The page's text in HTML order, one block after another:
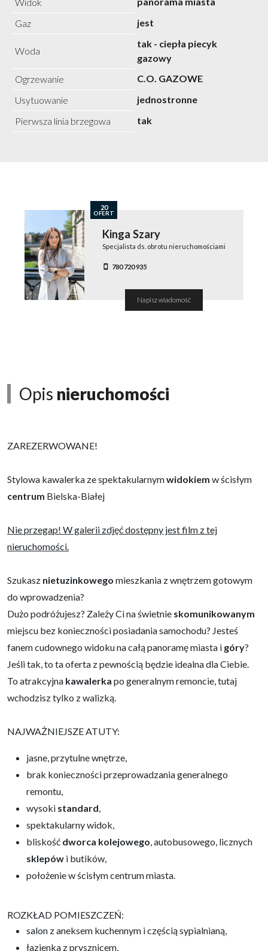
Gaz
jest
Woda
tak - ciepła piecyk
gazowy
Ogrzewanie
C.O. GAZOWE
Usytuowanie
jednostronne
Pierwsza linia brzegowa
tak
Kinga Szary
Specjalista ds. obrotu nieruchomościami
780 720 935
Napisz wiadomość
20
OFERT
Opis nieruchomości
ZAREZERWOWANE!
Stylowa kawalerka ze spektakularnymwidokiem w ścisłym
centrum Bielska-Białej
Nie przegap! W galerii zdjęć dostępny jest film z tej
nieruchomości.
Szukasz nietuzinkowego mieszkania z wnętrzem gotowym
do wprowadzenia?
Dużo podróżujesz? Zależy Ci na świetnie skomunikowanym
miejscu bez konieczności posiadania samochodu? Jesteś
fanem cudownego widoku na całą panoramę miasta i góry?
Jeśli tak, to ta oferta z pewnością będzie idealna dla Ciebie.
To atrakcyjna kawalerka po generalnym remoncie, tutaj
wchodzisz tylko z walizką.
NAJWAŻNIEJSZE ATUTY:
jasne, przytulne wnętrze,
brak konieczności przeprowadzania generalnego
remontu,
wysoki standard
spektakularny widok,
bliskość dworca kolejowego , autobusowego, licznych
sklepów i butików,
położenie w ścisłym centrum miasta.
ROZKŁAD POMIESZCZEŃ:
salon z aneksem kuchennym i częścią sypialnianą,
łazienka z prysznicem,